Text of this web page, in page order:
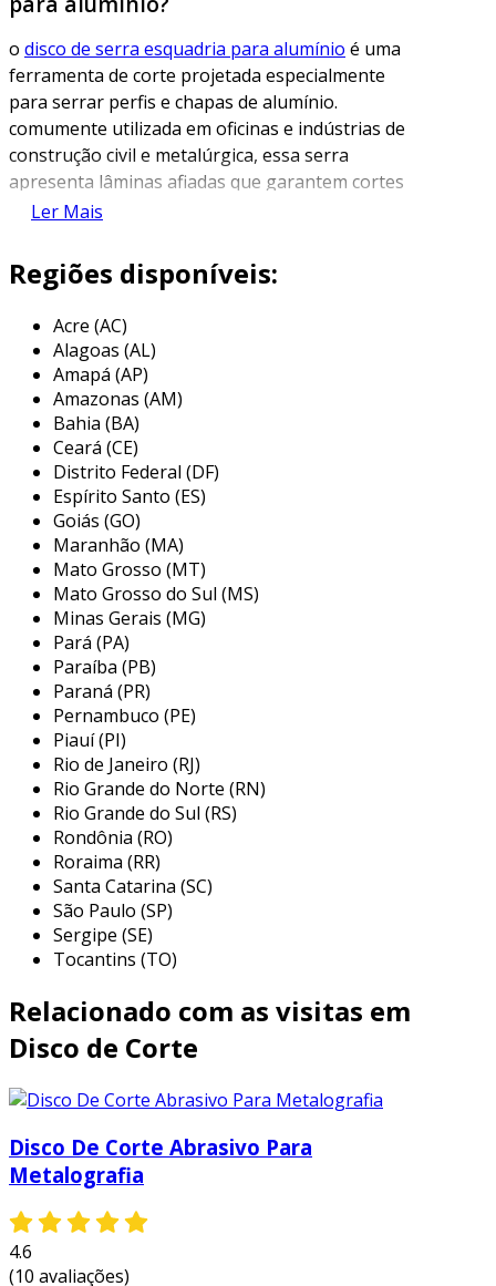
o disco de serra esquadria para alumínio é uma
ferramenta de corte projetada especialmente
para serrar perfis e chapas de alumínio.
comumente utilizada em oficinas e indústrias de
construção civil e metalúrgica, essa serra
apresenta lâminas afiadas que garantem cortes
precisos e de alta qualidade. o material da
superaquecimento e a deformação durante o
corte, resultando em um acabamento liso e
sem rebarbas.
esses discos são fabricados com diferentes
características de dentes e materiais, que
variam de acordo com a aplicação e a espessura
do alumínio a ser cortado. a escolha correta do
disco é essencial para garantir eficiência,
segurança e durabilidade na operação,
evitando danos tanto ao material quanto à
ferramenta utilizada.
principais aplicações do disco de
serra esquadria para alumínio
os discos de serra esquadria para alumínio são
amplamente utilizados em várias aplicações,
desde pequenos projetos de marcenaria até
grandes montagens industriais. sua
versatilidade permite que sejam empregados
em diferentes cenários, garantindo sempre um
corte eficiente e preciso. entre as principais
aplicações, destacam-se:
corte de perfis de alumínio:
montagem de estruturas metálicas, como
janelas, portas e divisórias, onde a
precisão do corte é crucial.
prototipagem e fabricação de peças:
usados em indústrias que criam peças sob
medida em alumínio para máquinas e
a precisão dos processos.
trabalhos de marcenaria:empregados
para cortes detalhados em projetos de
um componente decorativo ou estrutural.
Ler Mais
Regiões disponíveis:
Acre (AC)
Alagoas (AL)
Amapá (AP)
Amazonas (AM)
Bahia (BA)
Ceará (CE)
Distrito Federal (DF)
Espírito Santo (ES)
Goiás (GO)
Maranhão (MA)
Mato Grosso (MT)
Mato Grosso do Sul (MS)
Minas Gerais (MG)
Pará (PA)
Paraíba (PB)
Paraná (PR)
Pernambuco (PE)
Piauí (PI)
Rio de Janeiro (RJ)
Rio Grande do Norte (RN)
Rio Grande do Sul (RS)
Rondônia (RO)
Roraima (RR)
Santa Catarina (SC)
São Paulo (SP)
Sergipe (SE)
Tocantins (TO)
Relacionado com as visitas em
Disco de Corte
Disco De Corte Abrasivo Para
Metalografia
4.6
(10 avaliações)